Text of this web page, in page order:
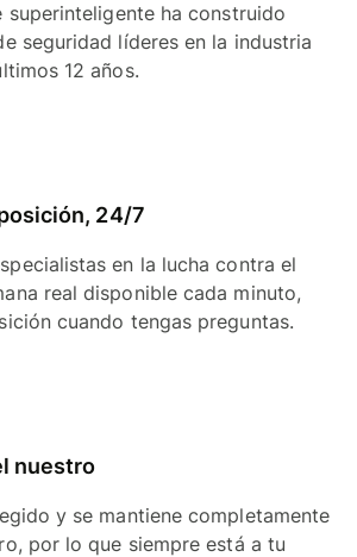
superinteligente ha construido
seguridad líderes en la industria
12 años.
24/7
en la lucha contra el
real disponible cada minuto,
cuando tengas preguntas.
nuestro
y se mantiene completamente
por lo que siempre está a tu